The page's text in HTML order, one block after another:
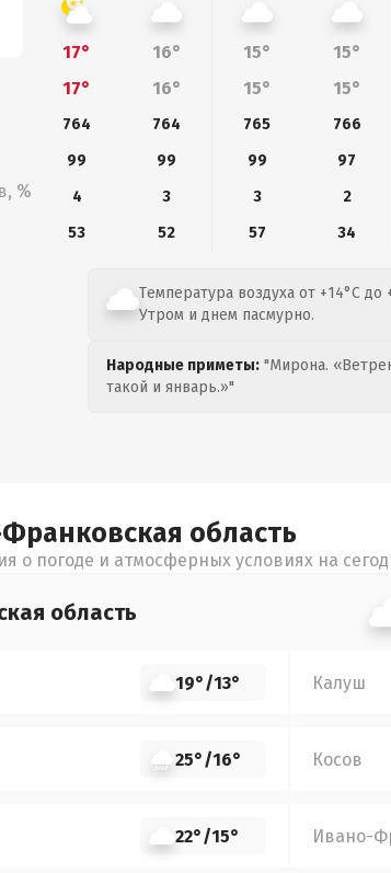
%
17° 16° 15° 15°
17°
16° 15° 15°
764 764 765 766
99
99 99 97
4
3 3 2
53
52 57 34
Температура воздуха от +14°C
Утром и днем пасмурно.
Народные приметы: "Мирона.
такой и январь.»"
область
о погоде и атмосферных условиях на
область
19°/13° Калуш
25°/16° Косов
22°/15° Ивано-